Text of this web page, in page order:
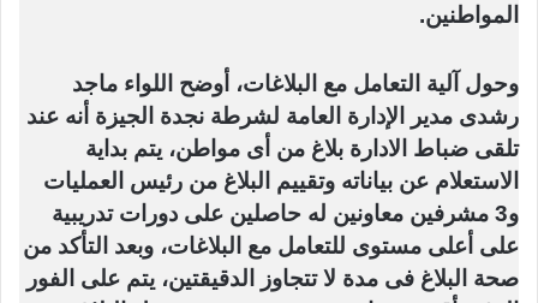
المواطنين.
وحول آلية التعامل مع البلاغات، أوضح اللواء ماجد
رشدى مدير الإدارة العامة لشرطة نجدة الجيزة أنه عند
تلقى ضباط الادارة بلاغ من أى مواطن، يتم بداية
الاستعلام عن بياناته وتقييم البلاغ من رئيس العمليات
و3 مشرفين معاونين له حاصلين على دورات تدريبية
على أعلى مستوى للتعامل مع البلاغات، وبعد التأكد من
صحة البلاغ فى مدة لا تتجاوز الدقيقتين، يتم على الفور